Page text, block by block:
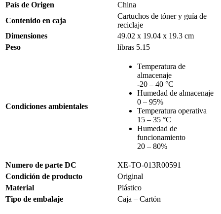
País de Origen
China
Contenido en caja
Cartuchos de tóner y guía de
reciclaje
Dimensiones
49.02 x 19.04 x 19.3 cm
Peso
libras 5.15
Condiciones ambientales
Temperatura de
almacenaje
-20 – 40 °C
Humedad de almacenaje
0 – 95%
Temperatura operativa
15 – 35 °C
Humedad de
funcionamiento
20 – 80%
Numero de parte DC
XE-TO-013R00591
Condición de producto
Original
Material
Plástico
Tipo de embalaje
Caja – Cartón